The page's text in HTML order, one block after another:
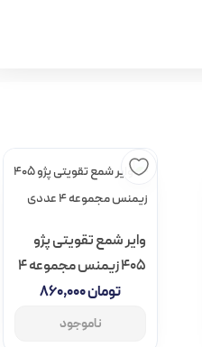
وایر شمع تقویتی پژو
405 زیمنس مجموعه 4
عددیتومان۸۶۰,۰۰۰
ناموجود